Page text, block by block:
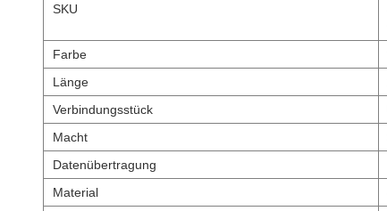
SKU
Farbe
Länge
Verbindungsstück
Macht
Datenübertragung
Material